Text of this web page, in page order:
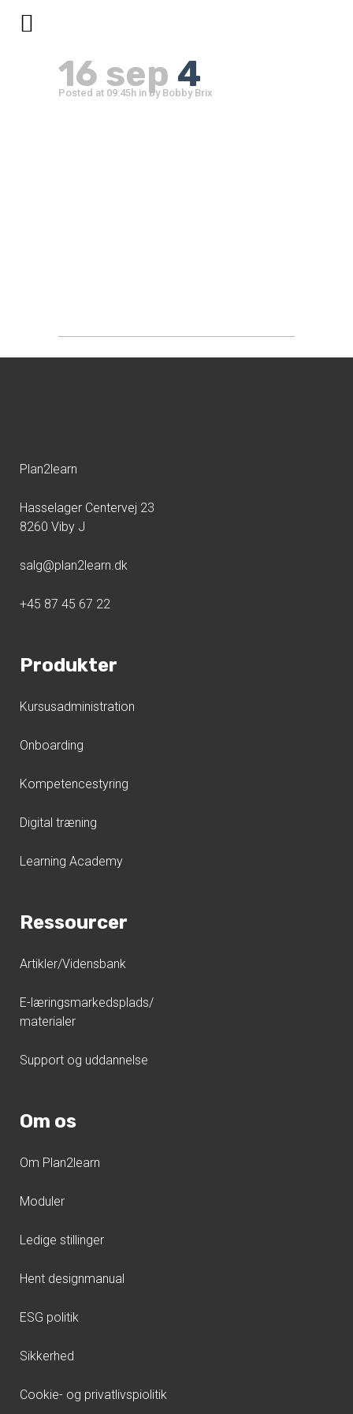
16 sep 4
Posted at 09:45h in by Bobby Brix
Plan2learn
Hasselager Centervej 23
8260 Viby J
salg@plan2learn.dk
+45 87 45 67 22
Produkter
Kursusadministration
Onboarding
Kompetencestyring
Digital træning
Learning Academy
Ressourcer
Artikler/Vidensbank
E-læringsmarkedsplads/
materialer
Support og uddannelse
Om os
Om Plan2learn
Moduler
Ledige stillinger
Hent designmanual
ESG politik
Sikkerhed
Cookie- og privatlivspiolitik